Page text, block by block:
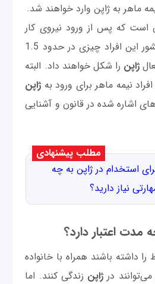
ماهر به ژاپن وارد خواهند شد.
است که پس از ورود نیروی کار
ماهر خارجی به این کشور این افراد چیزی در حدود 1.5
ژاپن را شکل خواهند داد. البته
افراد نیمه ماهر برای ورود به ژاپن
اشاره شده در قانون و آشنایی
مطلب پیشنهادی
استخدام در ژاپن به چه
نیاز دارید؟
مدت اعتبار دارد؟
داشته باشند همراه با خانواده
در ژاپن زندگی کنند. اما